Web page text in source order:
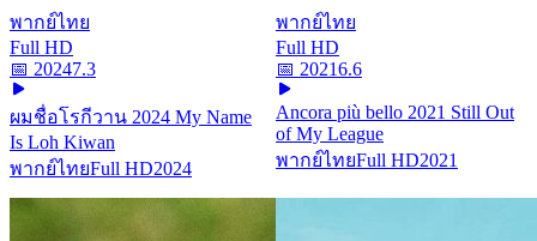
พากย์ไทย
Full HD
📅 20247.3
ผมชื่อโรกีวาน 2024 My Name
Is Loh Kiwan
พากย์ไทยFull HD2024
พากย์ไทย
Full HD
📅 20216.6
Ancora più bello 2021 Still Out
of My League
พากย์ไทยFull HD2021